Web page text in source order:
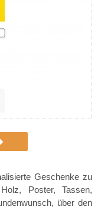
Geschenke zu
Poster, Tassen,
über den